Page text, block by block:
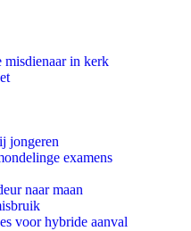
in kerk
jongeren
examens
naar maan
voor hybride aanval